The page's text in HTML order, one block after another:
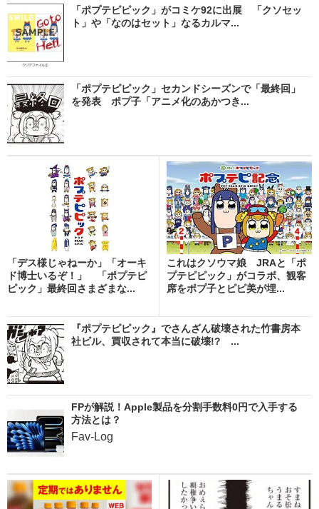
「ポプテピピック」がコミケ92に出展 「クソセッ
ト」や「なのはセット」なるカルマ...
「ポプテピピック」セカンドシーズンで「最終回」
を発表 ポプ子「アニメ化のあかつき...
「デス様じゃねーか」「オーキ
ド博士いるぞ！」 「ポプテピ
ピック」最終回さまざまな...
これはクソウマ娘 JRAと「ポ
プテピピック」がコラボ、観客
席をポプ子とピピ美が埋...
『ポプテピピック』でさんざん破壊された竹書房本
社ビル、買収されて本当に破壊!? ...
FPが解説！Apple製品を分割手数料0円で入手する
方法とは？
Fav-Log